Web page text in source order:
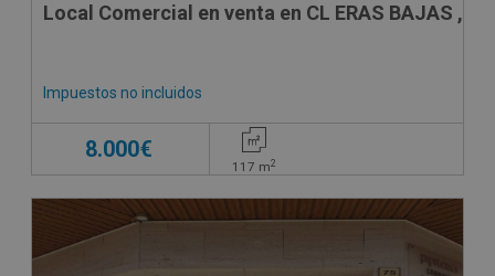
Local Comercial en venta en CL ERAS BAJAS , 15
Impuestos no incluidos
8.000€
117 m2